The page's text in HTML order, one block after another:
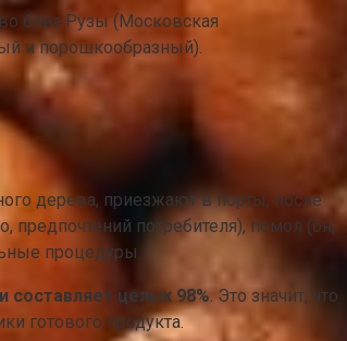
близ Рузы (Московская
и порошкообразный).
дерева, приезжают в порты, после
предпочтений потребителя), помол (он,
процедуры.
составляет целых 98%. Это значит, что
готового продукта.